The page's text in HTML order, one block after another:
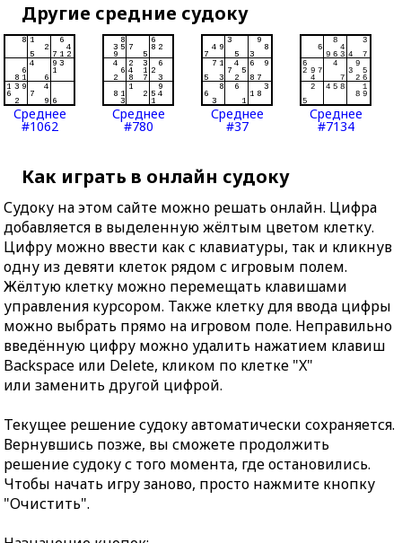
Другие средние судоку
Среднее
#1062
Среднее
#780
Среднее
#37
Среднее
#7134
Как играть в онлайн судоку
Судоку на этом сайте можно решать онлайн. Цифра
добавляется в выделенную жёлтым цветом клетку.
Цифру можно ввести как с клавиатуры, так и кликнув
одну из девяти клеток рядом с игровым полем.
Жёлтую клетку можно перемещать клавишами
управления курсором. Также клетку для ввода цифры
можно выбрать прямо на игровом поле. Неправильно
введённую цифру можно удалить нажатием клавиш
Backspace или Delete, кликом по клетке "X"
или заменить другой цифрой.
Текущее решение судоку автоматически сохраняется.
Вернувшись позже, вы сможете продолжить
решение судоку с того момента, где остановились.
Чтобы начать игру заново, просто нажмите кнопку
"Очистить".